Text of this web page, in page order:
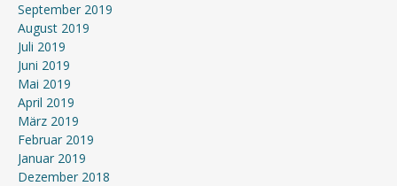
September 2019
August 2019
Juli 2019
Juni 2019
Mai 2019
April 2019
März 2019
Februar 2019
Januar 2019
Dezember 2018